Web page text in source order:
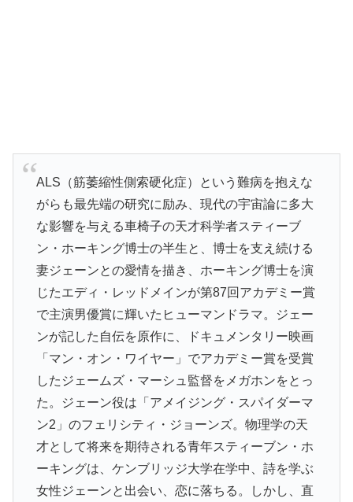
ALS（筋萎縮性側索硬化症）という難病を抱えな
がらも最先端の研究に励み、現代の宇宙論に多大
な影響を与える車椅子の天才科学者スティーブ
ン・ホーキング博士の半生と、博士を支え続ける
妻ジェーンとの愛情を描き、ホーキング博士を演
じたエディ・レッドメインが第87回アカデミー賞
で主演男優賞に輝いたヒューマンドラマ。ジェー
ンが記した自伝を原作に、ドキュメンタリー映画
「マン・オン・ワイヤー」でアカデミー賞を受賞
したジェームズ・マーシュ監督をメガホンをとっ
た。ジェーン役は「アメイジング・スパイダーマ
ン2」のフェリシティ・ジョーンズ。物理学の天
才として将来を期待される青年スティーブン・ホ
ーキングは、ケンブリッジ大学在学中、詩を学ぶ
女性ジェーンと出会い、恋に落ちる。しかし、直